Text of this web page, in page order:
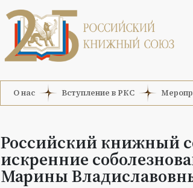
О нас Вступление в РКС
Российский книжный
искренние
Марины